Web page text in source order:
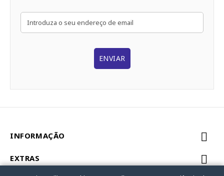
ENVIAR
INFORMAÇÃO
EXTRAS